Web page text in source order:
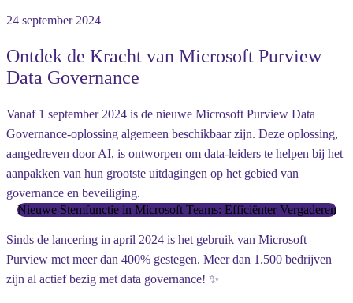
24 september 2024
Ontdek de Kracht van Microsoft Purview
Data Governance
Vanaf 1 september 2024 is de nieuwe Microsoft Purview Data
Governance-oplossing algemeen beschikbaar zijn. Deze oplossing,
aangedreven door AI, is ontworpen om data-leiders te helpen bij het
aanpakken van hun grootste uitdagingen op het gebied van
governance en beveiliging.
Nieuwe Stemfunctie in Microsoft Teams: Efficiënter Vergaderen
Sinds de lancering in april 2024 is het gebruik van Microsoft
Purview met meer dan 400% gestegen. Meer dan 1.500 bedrijven
zijn al actief bezig met data governance! ✨